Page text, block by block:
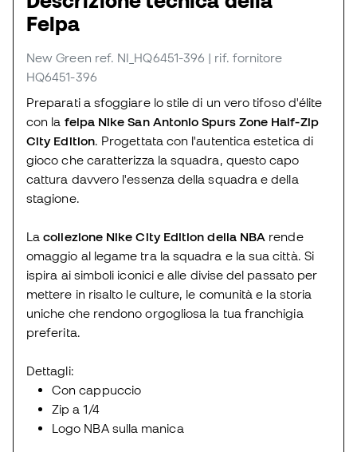
Felpa
New Green ref. NI_HQ6451-396 | rif. fornitore
HQ6451-396
Preparati a sfoggiare lo stile di un vero tifoso d'élite
con la felpa Nike San Antonio Spurs Zone Half-Zip
City Edition. Progettata con l'autentica estetica di
gioco che caratterizza la squadra, questo capo
cattura davvero l'essenza della squadra e della
stagione.
Lacollezione Nike City Edition della NBA rende
omaggio al legame tra la squadra e la sua città. Si
ispira ai simboli iconici e alle divise del passato per
mettere in risalto le culture, le comunità e la storia
uniche che rendono orgogliosa la tua franchigia
preferita.
Dettagli:
Con cappuccio
Zip a 1/4
Logo NBA sulla manica